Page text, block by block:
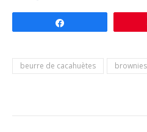
beurre de cacahuètes brownies